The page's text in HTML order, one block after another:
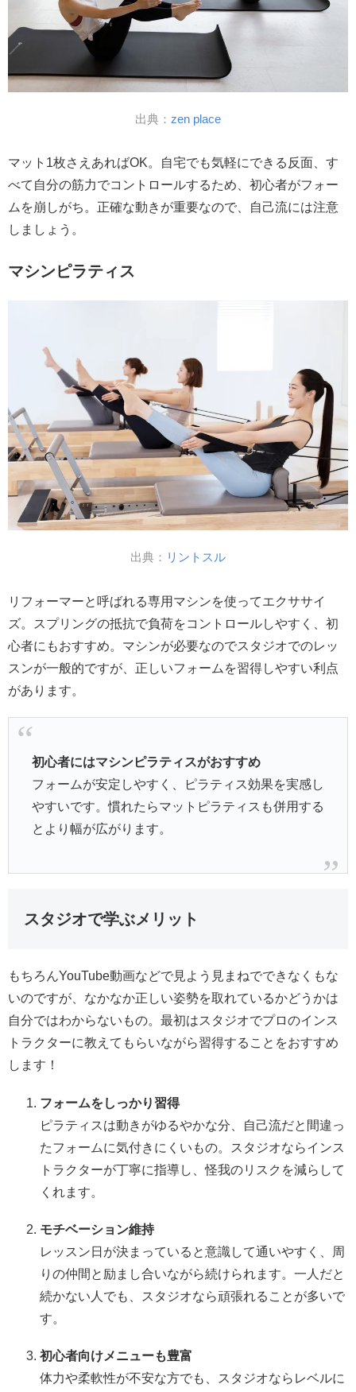
出典： zen place
マット1枚さえあればOK。自宅でも気軽にできる反面、す
べて自分の筋力でコントロールするため、初心者がフォー
ムを崩しがち。正確な動きが重要なので、自己流には注意
しましょう。
マシンピラティス
出典： リントスル
リフォーマーと呼ばれる専用マシンを使ってエクササイ
ズ。スプリングの抵抗で負荷をコントロールしやすく、初
心者にもおすすめ。マシンが必要なのでスタジオでのレッ
スンが一般的ですが、正しいフォームを習得しやすい利点
があります。
初心者にはマシンピラティスがおすすめ
フォームが安定しやすく、ピラティス効果を実感し
やすいです。慣れたらマットピラティスも併用する
とより幅が広がります。
スタジオで学ぶメリット
もちろんYouTube動画などで見よう見まねでできなくもな
いのですが、なかなか正しい姿勢を取れているかどうかは
自分ではわからないもの。最初はスタジオでプロのインス
トラクターに教えてもらいながら習得することをおすすめ
します！
フォームをしっかり習得
ピラティスは動きがゆるやかな分、自己流だと間違っ
たフォームに気付きにくいもの。スタジオならインス
トラクターが丁寧に指導し、怪我のリスクを減らして
くれます。
モチベーション維持
レッスン日が決まっていると意識して通いやすく、周
りの仲間と励まし合いながら続けられます。一人だと
続かない人でも、スタジオなら頑張れることが多いで
す。
初心者向けメニューも豊富
体力や柔軟性が不安な方でも、スタジオならレベルに